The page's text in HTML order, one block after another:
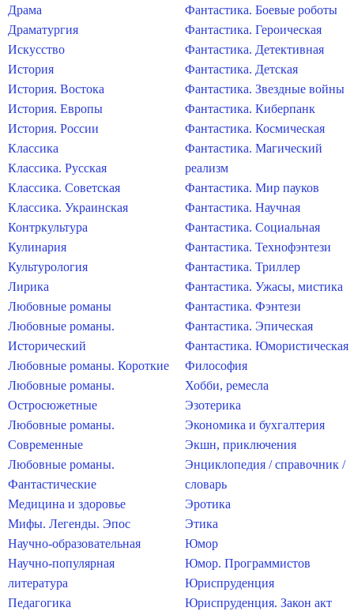
Драма
Драматургия
Искусство
История
История. Востока
История. Европы
История. России
Классика
Классика. Русская
Классика. Советская
Классика. Украинская
Контркультура
Кулинария
Культурология
Лирика
Любовные романы
Любовные романы.
Исторический
Любовные романы. Короткие
Любовные романы.
Остросюжетные
Любовные романы.
Современные
Любовные романы.
Фантастические
Медицина и здоровье
Мифы. Легенды. Эпос
Научно-образовательная
Научно-популярная
литература
Педагогика
Фантастика. Боевые роботы
Фантастика. Героическая
Фантастика. Детективная
Фантастика. Детская
Фантастика. Звездные войны
Фантастика. Киберпанк
Фантастика. Космическая
Фантастика. Магический
реализм
Фантастика. Мир пауков
Фантастика. Научная
Фантастика. Социальная
Фантастика. Технофэнтези
Фантастика. Триллер
Фантастика. Ужасы, мистика
Фантастика. Фэнтези
Фантастика. Эпическая
Фантастика. Юмористическая
Философия
Хобби, ремесла
Эзотерика
Экономика и бухгалтерия
Экшн, приключения
Энциклопедия / справочник /
словарь
Эротика
Этика
Юмор
Юмор. Программистов
Юриспруденция
Юриспруденция. Закон акт